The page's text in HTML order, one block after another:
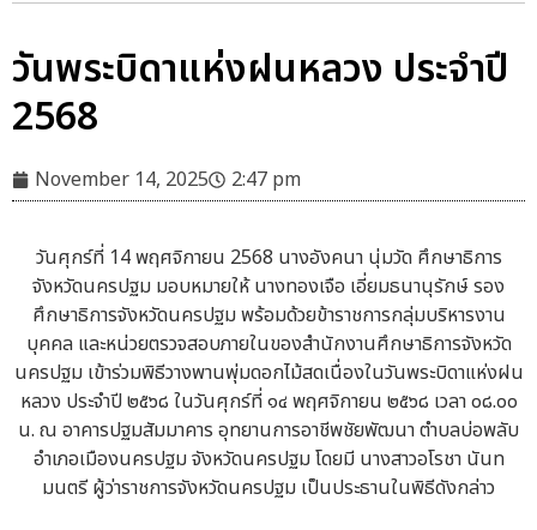
วันพระบิดาแห่งฝนหลวง ประจำปี
2568
November 14, 2025 2:47 pm
วันศุกร์ที่ 14 พฤศจิกายน 2568 นางอังคนา นุ่มวัด ศึกษาธิการ
จังหวัดนครปฐม มอบหมายให้ นางทองเจือ เอี่ยมธนานุรักษ์ รอง
ศึกษาธิการจังหวัดนครปฐม พร้อมด้วยข้าราชการกลุ่มบริหารงาน
บุคคล และหน่วยตรวจสอบภายในของสำนักงานศึกษาธิการจังหวัด
นครปฐม เข้าร่วมพิธีวางพานพุ่มดอกไม้สดเนื่องในวันพระบิดาแห่งฝน
หลวง ประจำปี ๒๕๖๘ ในวันศุกร์ที่ ๑๔ พฤศจิกายน ๒๕๖๘ เวลา ๐๘.๐๐
น. ณ อาคารปฐมสัมมาคาร อุทยานการอาชีพชัยพัฒนา ตำบลบ่อพลับ
อำเภอเมืองนครปฐม จังหวัดนครปฐม โดยมี นางสาวอโรชา นันท
มนตรี ผู้ว่าราชการจังหวัดนครปฐม เป็นประธานในพิธีดังกล่าว